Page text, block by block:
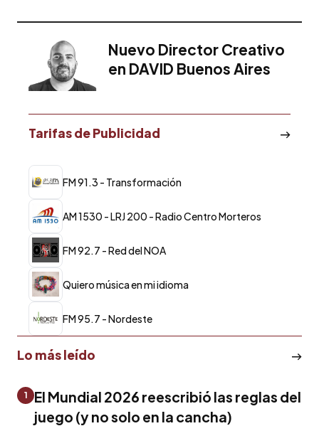
Nuevo Director Creativo
en DAVID Buenos Aires
Tarifas de Publicidad
FM 91.3 - Transformación
AM 1530 - LRJ 200 - Radio Centro Morteros
FM 92.7 - Red del NOA
Quiero música en mi idioma
FM 95.7 - Nordeste
Lo más leído
1
El Mundial 2026 reescribió las reglas del
juego (y no solo en la cancha)